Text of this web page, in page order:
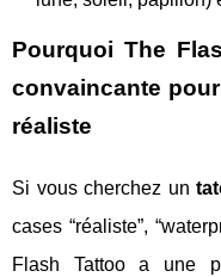
Pourquoi The
convaincante
réaliste
Si vous cherchez un
cases “réaliste”,
Flash Tattoo a une